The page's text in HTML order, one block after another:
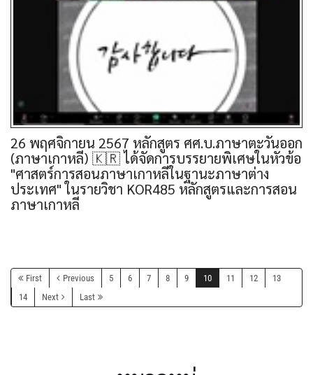
26 พฤศจิกายน 2567 หลักสูตร ศศ.บ.ภาษาตะวันออก
(ภาษาเกาหลี) 🇰🇷 ได้จัดการบรรยายพิเศษในหัวข้อ
"ศาสตร์การสอนภาษาเกาหลีในฐานะภาษาต่าง
ประเทศ" ในรายวิชา KOR485 หลักสูตรและการสอน
ภาษาเกาหลี
First Previous 5 6 7 8 9 10 11 12
13
14
Next Last